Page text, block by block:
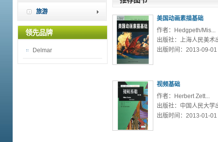
旅游
领先品牌
Delmar
美国动画素描基础
作者：Hedgpeth/Mis...
出版社：上海人民美术
出版时间：2013-09-01
视频基础
作者：Herbert Zett...
出版社：中国人民大学
出版时间：2013-01-01